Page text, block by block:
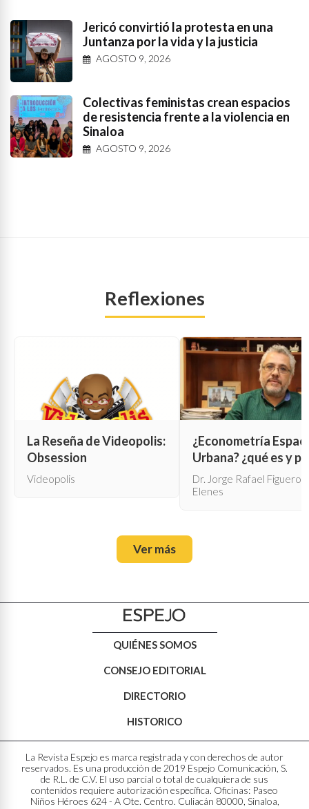
Jericó convirtió la protesta en una
Juntanza por la vida y la justicia
AGOSTO 9, 2026
Colectivas feministas crean espacios
de resistencia frente a la violencia en
Sinaloa
AGOSTO 9, 2026
Reflexiones
La Reseña de Videopolis:
Obsession
Videopolis
¿Econometría
Urbana? ¿qué es y
qué sirve?
Dr. Jorge Rafael Figueroa
Elenes
Ver más
QUIÉNES SOMOS
CONSEJO EDITORIAL
DIRECTORIO
HISTORICO
La Revista Espejo es marca registrada y con derechos de autor
reservados. Es una producción de 2019 Espejo Comunicación, S.
de R.L. de C.V. El uso parcial o total de cualquiera de sus
contenidos requiere autorización específica. Oficinas: Paseo
Niños Héroes 624 - A Ote. Centro. Culiacán 80000, Sinaloa,